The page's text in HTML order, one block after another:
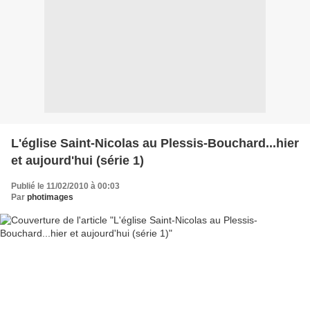
L'église Saint-Nicolas au Plessis-Bouchard...hier
et aujourd'hui (série 1)
Publié le 11/02/2010 à 00:03
Par photimages